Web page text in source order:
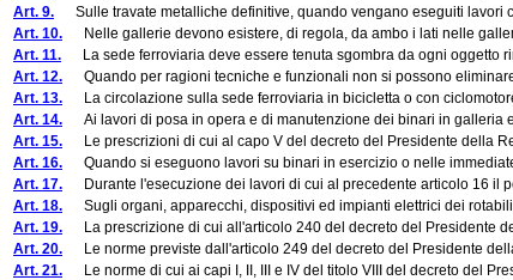
Art. 9. Sulle travate metalliche definitive, quando vengano eseguiti lavori
Art. 10. Nelle gallerie devono esistere, di regola, da ambo i lati nelle
Art. 11. La sede ferroviaria deve essere tenuta sgombra da ogni oggetto
Art. 12. Quando per ragioni tecniche e funzionali non si possono
Art. 13. La circolazione sulla sede ferroviaria in bicicletta o con
Art. 14. Ai lavori di posa in opera e di manutenzione dei binari in galleria
Art. 15. Le prescrizioni di cui al capo V del decreto del Presidente della
Art. 16. Quando si eseguono lavori su binari in esercizio o nelle
Art. 17. Durante l'esecuzione dei lavori di cui al precedente articolo 16 il
Art. 18. Sugli organi, apparecchi, dispositivi ed impianti elettrici dei
Art. 19. La prescrizione di cui all'articolo 240 del decreto del Presidente
Art. 20. Le norme previste dall'articolo 249 del decreto del Presidente
Art. 21. Le norme di cui ai capi I, II, III e IV del titolo VIII del decreto del